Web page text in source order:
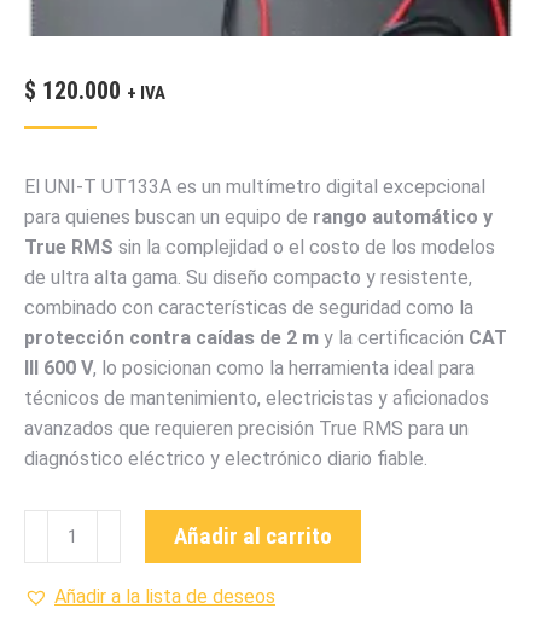
$ 120.000 + IVA
El UNI-T UT133A es un multímetro digital excepcional
para quienes buscan un equipo de rango automático y
True RMS sin la complejidad o el costo de los modelos
de ultra alta gama. Su diseño compacto y resistente,
combinado con características de seguridad como la
protección contra caídas de 2 m y la certificación CAT
III 600 V, lo posicionan como la herramienta ideal para
técnicos de mantenimiento, electricistas y aficionados
avanzados que requieren precisión True RMS para un
diagnóstico eléctrico y electrónico diario fiable.
UT133A
DIGITAL
Añadir al carrito
Añadir a la lista de deseos